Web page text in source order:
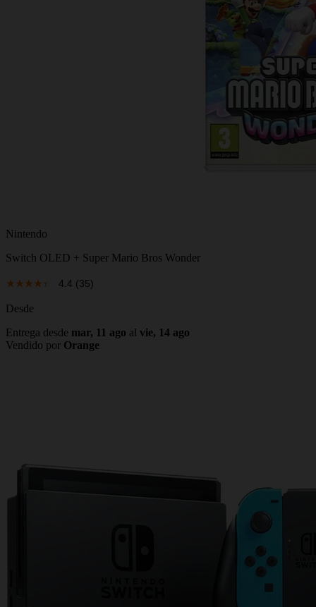
Nintendo
Switch OLED + Super Mario Bros Wonder
4.4 (35)
Desde
Entrega desde mar, 11 ago al vie, 14 ago
Vendido por Orange